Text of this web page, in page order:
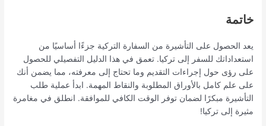
خاتمة
يعد الحصول على التأشيرة من السفارة التركية جزءًا أساسيًا من
استعداداتك للسفر إلى تركيا. تعمق في هذا الدليل التفصيلي للحصول
على رؤى حول إجراءات التقديم وما تحتاج إلى معرفته، مما يضمن أنك
على علم كامل بالأوراق المطلوبة والنقاط المهمة. ابدأ عملية طلب
التأشيرة مبكرًا لضمان توفر الوقت الكافي للموافقة. انطلق في مغامرة
مثيرة إلى تركيا!